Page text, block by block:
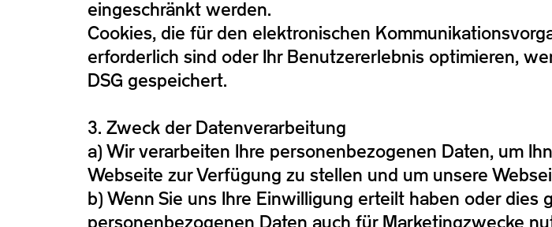
eingeschränkt werden.
Cookies, die für den elektronischen
erforderlich sind oder Ihr Benutzererlebnis optimieren,
DSG gespeichert.
3. Zweck der Datenverarbeitung
a) Wir verarbeiten Ihre personenbezogenen Daten, um
Webseite zur Verfügung zu stellen und um unsere
b) Wenn Sie uns Ihre Einwilligung erteilt haben oder dies
personenbezogenen Daten auch für Marketingzwecke